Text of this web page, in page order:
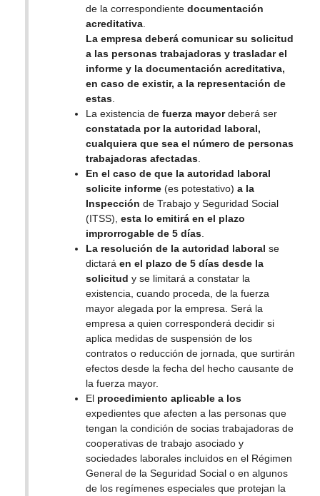
de la correspondiente documentación
acreditativa
La empresa deberá comunicar su solicitud
a las personas trabajadoras y trasladar el
informe y la documentación acreditativa,
en caso de existir, a la representación de
estas
La existencia de fuerza mayordeberá ser
constatada por la autoridad laboral,
cualquiera que sea el número de personas
trabajadoras afectadas
En el caso de que la autoridad laboral
solicite informe (es potestativo) a la
Inspección de Trabajo y Seguridad Social
(ITSS), esta lo emitirá en el plazo
improrrogable de 5 días
La resolución de la autoridad laboral se
dictará en el plazo de 5 días desde la
solicitud y se limitará a constatar la
existencia, cuando proceda, de la fuerza
mayor alegada por la empresa. Será la
empresa a quien corresponderá decidir si
aplica medidas de suspensión de los
contratos o reducción de jornada, que surtirán
efectos desde la fecha del hecho causante de
la fuerza mayor.
El procedimiento aplicable a los
expedientes que afecten a las personas que
tengan la condición de socias trabajadoras de
cooperativas de trabajo asociado y
sociedades laborales incluidos en el Régimen
General de la Seguridad Social o en algunos
de los regímenes especiales que protejan la